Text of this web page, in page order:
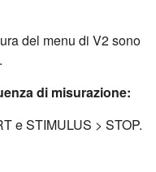
del menu di V2 sono
di misurazione:
e STIMULUS > STOP.